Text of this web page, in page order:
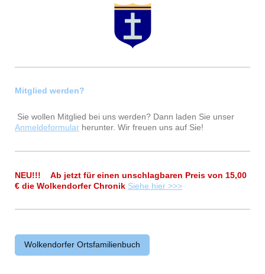
Mitglied werden?
Sie wollen Mitglied bei uns werden? Dann laden Sie unser
Anmeldeformular herunter. Wir freuen uns auf Sie!
NEU!!! Ab jetzt für einen unschlagbaren Preis von 15,00
€ die Wolkendorfer Chronik Siehe hier >>>
Wolkendorfer Ortsfamilienbuch